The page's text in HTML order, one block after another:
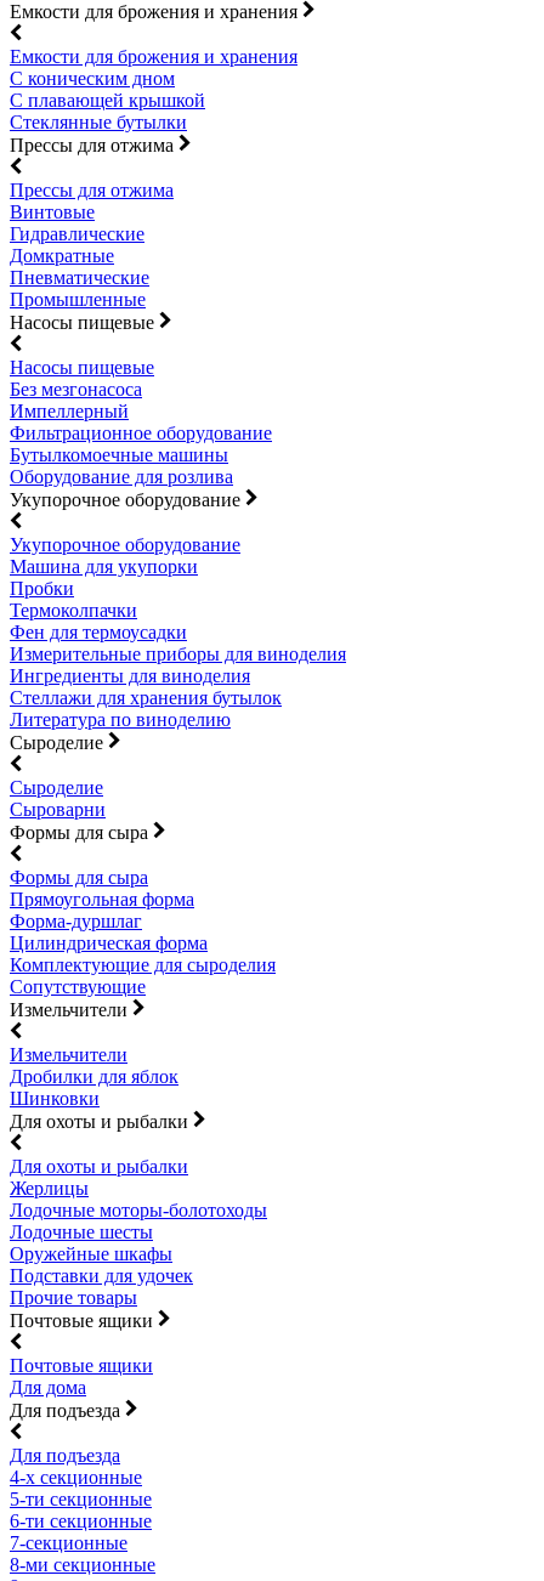
Емкости для брожения и хранения
Емкости для брожения и хранения
С коническим дном
С плавающей крышкой
Стеклянные бутылки
Прессы для отжима
Прессы для отжима
Винтовые
Гидравлические
Домкратные
Пневматические
Промышленные
Насосы пищевые
Насосы пищевые
Без мезгонасоса
Импеллерный
Фильтрационное оборудование
Бутылкомоечные машины
Оборудование для розлива
Укупорочное оборудование
Укупорочное оборудование
Машина для укупорки
Пробки
Термоколпачки
Фен для термоусадки
Измерительные приборы для виноделия
Ингредиенты для виноделия
Стеллажи для хранения бутылок
Литература по виноделию
Сыроделие
Сыроделие
Сыроварни
Формы для сыра
Формы для сыра
Прямоугольная форма
Форма-дуршлаг
Цилиндрическая форма
Комплектующие для сыроделия
Сопутствующие
Измельчители
Измельчители
Дробилки для яблок
Шинковки
Для охоты и рыбалки
Для охоты и рыбалки
Жерлицы
Лодочные моторы-болотоходы
Лодочные шесты
Оружейные шкафы
Подставки для удочек
Прочие товары
Почтовые ящики
Почтовые ящики
Для дома
Для подъезда
Для подъезда
4-х секционные
5-ти секционные
6-ти секционные
7-секционные
8-ми секционные